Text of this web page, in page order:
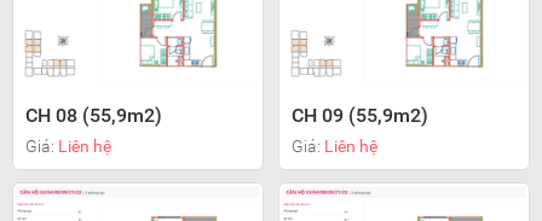
CH 08 (55,9m2)
Giá: Liên hệ
CH 09 (55,9m2)
Giá: Liên hệ